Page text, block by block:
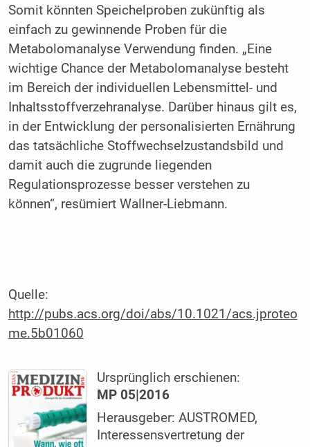
Somit könnten Speichelproben zukünftig als
einfach zu gewinnende Proben für die
Metabolomanalyse Verwendung finden. „Eine
wichtige Chance der Metabolomanalyse besteht
im Bereich der individuellen Lebensmittel- und
Inhaltsstoffverzehranalyse. Darüber hinaus gilt es,
in der Entwicklung der personalisierten Ernährung
das tatsächliche Stoffwechselzustandsbild und
damit auch die zugrunde liegenden
Regulationsprozesse besser verstehen zu
können“, resümiert Wallner-Liebmann.
Quelle:
http://pubs.acs.org/doi/abs/10.1021/acs.jproteo
me.5b01060
Ursprünglich erschienen:
MP 05|2016
Herausgeber: AUSTROMED,
Interessensvertretung der